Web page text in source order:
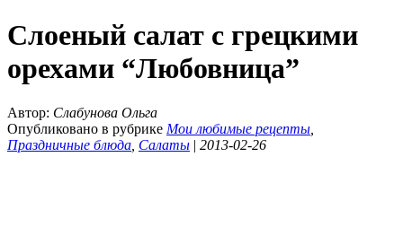
Слоеный салат с грецкими
орехами “Любовница”
Автор: Слабунова Ольга
Опубликовано в рубрике Мои любимые рецепты
Праздничные блюда Салаты | 2013-02-26